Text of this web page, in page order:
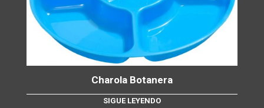
Charola Botanera
SIGUE LEYENDO